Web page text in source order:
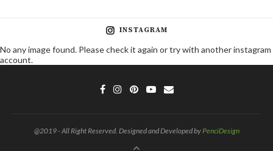
INSTAGRAM
No any image found. Please check it again or try with another instagram
account.
@2019 - All Right Reserved. Designed and Developed by PenciDesign